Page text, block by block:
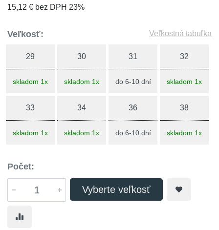
15,12 € bez DPH 23%
Veľkosť: Veľkostná tabuľka
29
skladom 1x
30
skladom 1x
31
do 6-10 dní
32
skladom 1x
33
skladom 1x
34
skladom 1x
36
do 6-10 dní
38
skladom 1x
Počet:
Vyberte veľkosť